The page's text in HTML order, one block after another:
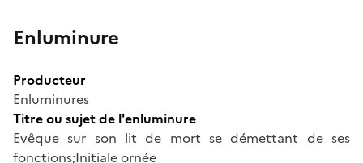
Enluminure
Producteur
Enluminures
Titre ou sujet de l'enluminure
Evêque sur son lit de mort se démettant de ses
fonctions;Initiale ornée